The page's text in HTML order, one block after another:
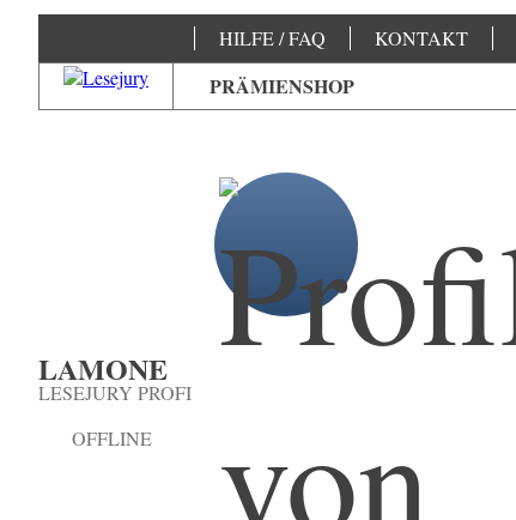
HILFE / FAQ KONTAKT
PRÄMIENSHOP
LAMONE
LESEJURY PROFI
OFFLINE